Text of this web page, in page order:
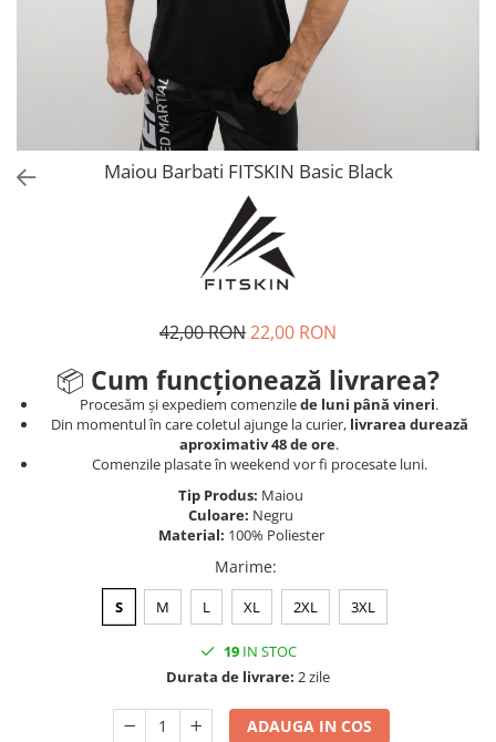
Saci Exercitii
Accesorii Sala
Acccesori Antrenor
Fitness
Mingi medicinale
Maiou Barbati FITSKIN Basic Black
42,00 RON22,00 RON
📦 Cum funcționează livrarea?
Procesăm și expediem comenzilede luni până vineri.
Din momentul în care coletul ajunge la curier, livrarea durează
aproximativ 48 de ore.
Comenzile plasate în weekend vor fi procesate luni.
Tip Produs: Maiou
Culoare: Negru
Material: 100% Poliester
Marime:
S M L XL 2XL 3XL
19IN STOC
Durata de livrare: 2 zile
ADAUGA IN COS